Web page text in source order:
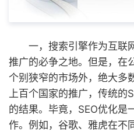
一，搜索引擎作为互联
推广的必争之地。但是，在
个别狭窄的市场外，绝大多
上百个国家的推广，传统的
的结果。毕竟，SEO优化是
作。例如，谷歌、雅虎在不